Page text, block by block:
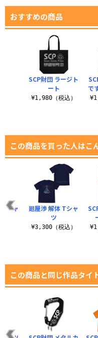
おすすめの商品
で
SCP財団 ラージト
ート
¥1,980（税込）
この商品を買った人はこ
Tシャ
廻屋渉 解体 Tシャ
ツ
¥3,300（税込）
この商品と同じ作品タイ